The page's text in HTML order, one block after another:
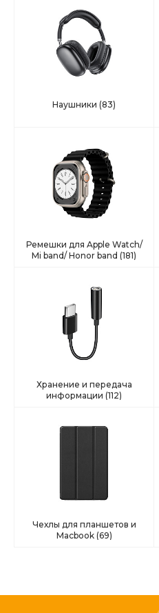
Наушники (83)
Ремешки для Apple Watch/
Mi band/ Honor band (181)
Хранение и передача
информации (112)
Чехлы для планшетов и
Macbook (69)